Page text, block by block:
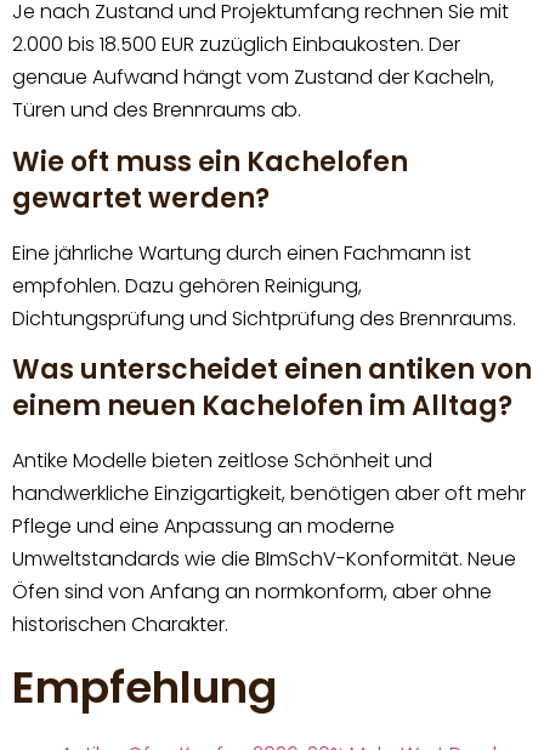
Je nach Zustand und Projektumfang rechnen Sie mit
2.000 bis 18.500 EUR zuzüglich Einbaukosten. Der
genaue Aufwand hängt vom Zustand der Kacheln,
Türen und des Brennraums ab.
Wie oft muss ein Kachelofen
gewartet werden?
Eine jährliche Wartung durch einen Fachmann ist
empfohlen. Dazu gehören Reinigung,
Dichtungsprüfung und Sichtprüfung des Brennraums.
Was unterscheidet einen antiken von
einem neuen Kachelofen im Alltag?
Antike Modelle bieten zeitlose Schönheit und
handwerkliche Einzigartigkeit, benötigen aber oft mehr
Pflege und eine Anpassung an moderne
Umweltstandards wie die BImSchV-Konformität. Neue
Öfen sind von Anfang an normkonform, aber ohne
historischen Charakter.
Empfehlung